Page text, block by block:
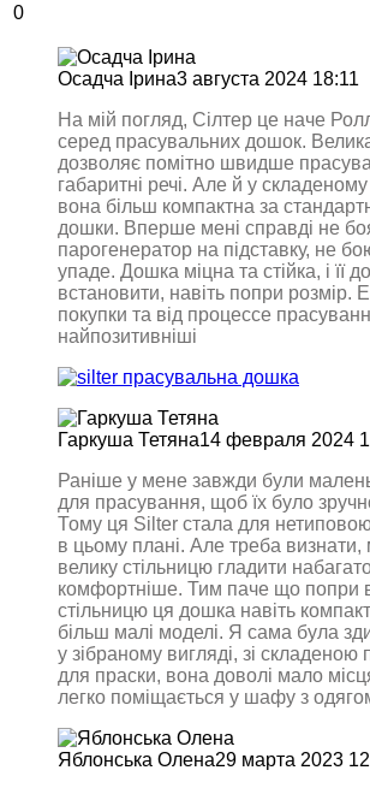
0
Осадча Ірина3 августа 2024 18:11
На мій погляд, Сілтер це наче
серед прасувальних дошок.
дозволяє помітно швидше
габаритні речі. Але й у складеному
вона більш компактна за
дошки. Вперше мені справді не
парогенератор на підставку, не
упаде. Дошка міцна та стійка, і її
встановити, навіть попри розмір.
покупки та від процессе
найпозитивніші
Гаркуша Тетяна14 февраля 2024
Раніше у мене завжди були
для прасування, щоб їх було
Тому ця Silter стала для
в цьому плані. Але треба
велику стільницю гладити
комфортніше. Тим паче що попри
стільницю ця дошка навіть
більш малі моделі. Я сама була
у зібраному вигляді, зі складеною
для праски, вона доволі мало
легко поміщається у шафу з
Яблонська Олена29 марта 2023